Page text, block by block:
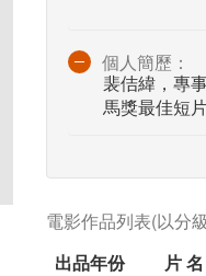
個人簡歷：
裴佶緯，專
馬獎最佳短
電影作品列表(以分
出品年份
片 名